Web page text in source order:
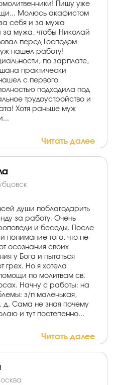
Пишу уже
Молюсь акафистом
себя и за мужа
мужа, чтобы Николай
перед Господом
нашел работу!
по зарплате,
практически
с первого
подходила под
трудоустройство и
Хотя раньше муж
Читать далее
души поблагодарить
за работу. Очень
и беседы. После
понимание того, что не
осознания своих
у Бога и пытаться
грех. Но я хотела
по молитвам св.
Начну с работы: на
з/п маленькая,
д. Сама не зная почему
и тут постепенно...
Читать далее